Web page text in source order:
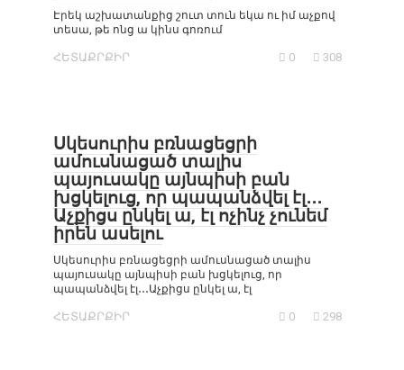
Էրեկ աշխատանքից շուտ տուն եկա ու իմ աչքով
տեսա, թե ոնց ա կինս գոռում
ՀԵՏԱՔՐՔԻՐ 0 308
Սկեսուրիս բռնացեցրի
ամուսնացած տալիս
պայուսակը այնպիսի բան
խցկելուց, որ պապանձվել էլ․․․
Աչքիցս ընկել ա, էլ ոչինչ չունեմ
իրեն ասելու
Սկեսուրիս բռնացեցրի ամուսնացած տալիս
պայուսակը այնպիսի բան խցկելուց, որ
պապանձվել էլ․․․Աչքիցս ընկել ա, էլ
ՀԵՏԱՔՐՔԻՐ 0 298